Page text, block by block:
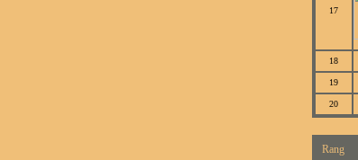
17
18
19
20
Rang